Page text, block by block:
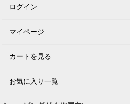
ログイン
マイページ
カートを見る
お気に入り一覧